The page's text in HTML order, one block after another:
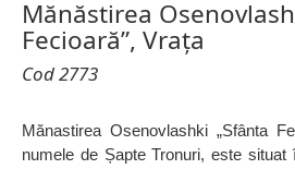
Mănăstirea
Fecioară”, Vrața
Cod 2773
Mănastirea Osenovlashki „Sfânta
numele de Șapte Tronuri, este